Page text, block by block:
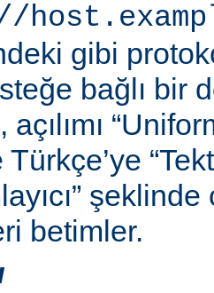
gibi
bağlı bir
açılımı
betimler.